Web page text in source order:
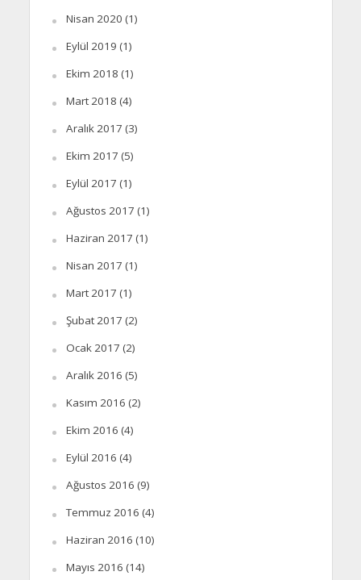
Nisan 2020 (1)
Eylül 2019 (1)
Ekim 2018 (1)
Mart 2018 (4)
Aralık 2017 (3)
Ekim 2017 (5)
Eylül 2017 (1)
Ağustos 2017 (1)
Haziran 2017 (1)
Nisan 2017 (1)
Mart 2017 (1)
Şubat 2017 (2)
Ocak 2017 (2)
Aralık 2016 (5)
Kasım 2016 (2)
Ekim 2016 (4)
Eylül 2016 (4)
Ağustos 2016 (9)
Temmuz 2016 (4)
Haziran 2016 (10)
Mayıs 2016 (14)